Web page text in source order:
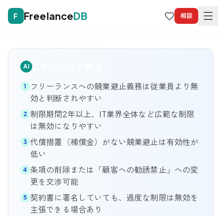
F FreelanceDB 相談
AI
1
フリーランスへの競業避止義務は従業員より無
効と判断されやすい
2 制限期間2年以上、IT業界全体など広範な制限
は無効になりやすい
3 代償措置（補償金）がない競業避止は有効性が
低い
4 条項の削除または「顧客への勧誘禁止」への変
更を交渉可能
5 契約書に署名していても、過度な制限は無効を
主張できる場合あり